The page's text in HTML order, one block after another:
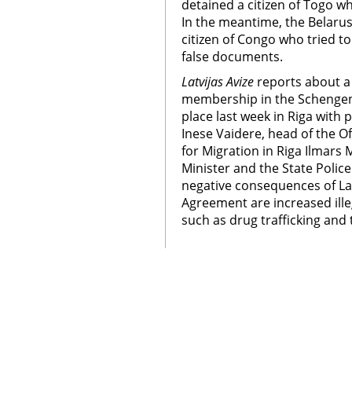
detained a citizen of Togo
In the meantime, the
citizen of Congo who tried
false documents.
Latvijas Avize reports about
membership in the
place last week in Riga with
Inese Vaidere, head of the
for Migration in Riga Ilmars
Minister and the State
negative consequences of
Agreement are increased
such as drug trafficking